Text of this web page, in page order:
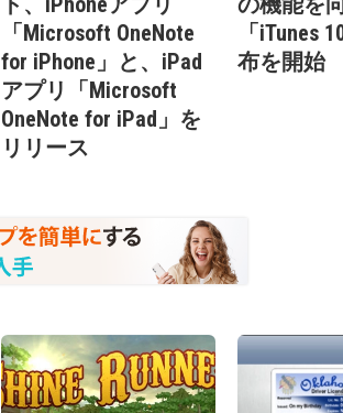
「Microsoft OneNote
for iPhone」と、iPad
アプリ「Microsoft
OneNote for iPad」を
リリース
「iTunes
布を開始